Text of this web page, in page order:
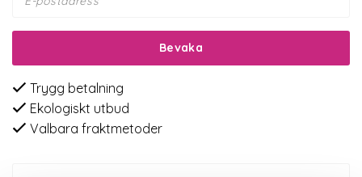
Bevaka
Trygg betalning
Ekologiskt utbud
Valbara fraktmetoder